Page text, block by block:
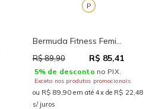
P
Bermuda Fitness Femi...
R$ 89,90 R$ 85,41
5% de desconto no PIX.
Exceto nos produtos promocionais
ou R$ 89,90 em até 4x de R$ 22,48
s/ juros